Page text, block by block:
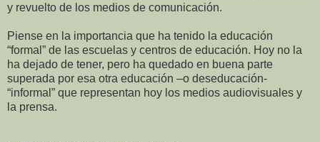
y revuelto de los medios de comunicación.
Piense en la importancia que ha tenido la educación
“formal” de las escuelas y centros de educación. Hoy no la
ha dejado de tener, pero ha quedado en buena parte
superada por esa otra educación –o deseducación-
“informal” que representan hoy los medios audiovisuales y
la prensa.